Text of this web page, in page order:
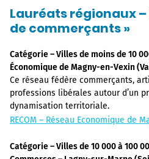
Lauréats régionaux
de commerçants »
Catégorie – Villes de moins de 10
Économique de Magny-en-Vexin
Ce réseau fédère commerçants,
professions libérales autour d’un
dynamisation territoriale.
RECOM – Réseau Economique de
Catégorie – Villes de 10 000 à 100